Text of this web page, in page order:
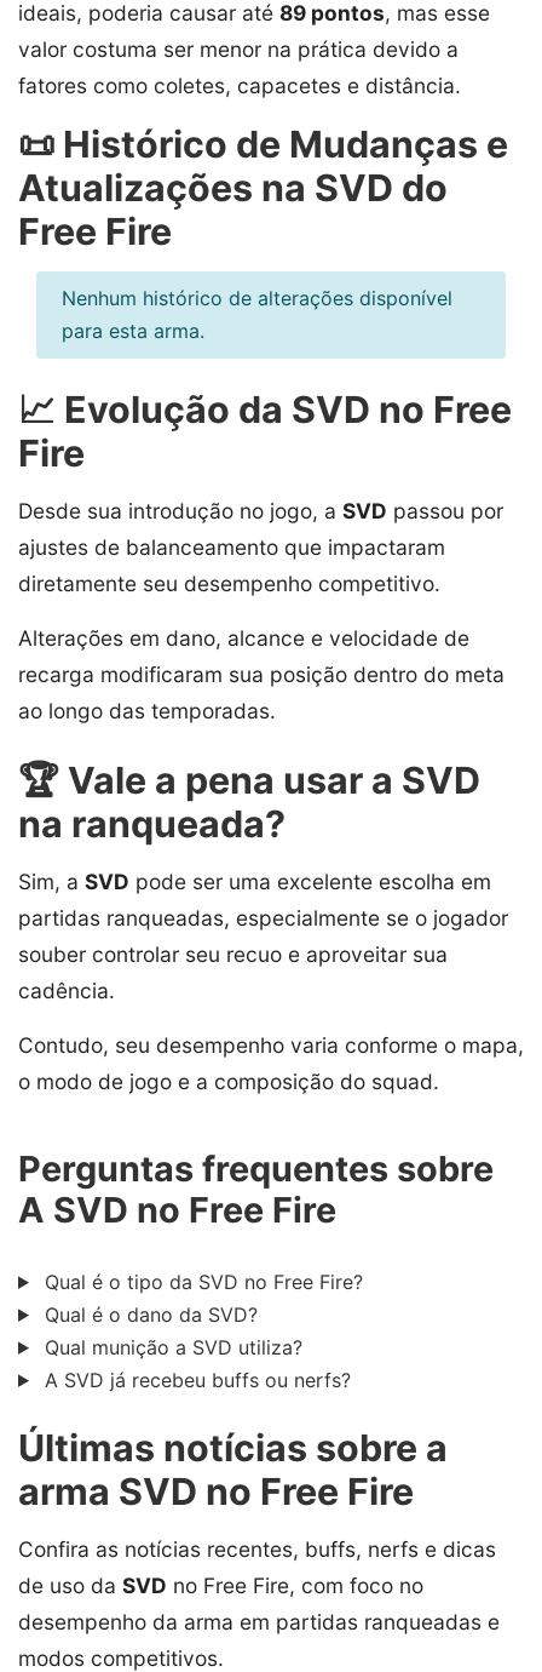
ideais, poderia causar até 89 pontos, mas esse
valor costuma ser menor na prática devido a
fatores como coletes, capacetes e distância.
📜 Histórico de Mudanças e
Atualizações na SVD do
Free Fire
Nenhum histórico de alterações disponível
para esta arma.
📈 Evolução da SVD no Free
Fire
Desde sua introdução no jogo, a SVD passou por
ajustes de balanceamento que impactaram
diretamente seu desempenho competitivo.
Alterações em dano, alcance e velocidade de
recarga modificaram sua posição dentro do meta
ao longo das temporadas.
🏆 Vale a pena usar a SVD
na ranqueada?
Sim, a SVD pode ser uma excelente escolha em
partidas ranqueadas, especialmente se o jogador
souber controlar seu recuo e aproveitar sua
cadência.
Contudo, seu desempenho varia conforme o mapa,
o modo de jogo e a composição do squad.
Perguntas frequentes sobre
A SVD no Free Fire
Qual é o tipo da SVD no Free Fire?
Qual é o dano da SVD?
Qual munição a SVD utiliza?
A SVD já recebeu buffs ou nerfs?
Últimas notícias sobre a
arma SVD no Free Fire
Confira as notícias recentes, buffs, nerfs e dicas
de uso da SVD no Free Fire, com foco no
desempenho da arma em partidas ranqueadas e
modos competitivos.